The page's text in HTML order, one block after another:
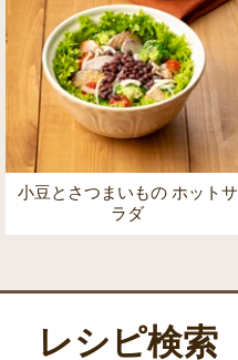
小豆とさつまいもの ホットサ
ラダ
レシピ検索